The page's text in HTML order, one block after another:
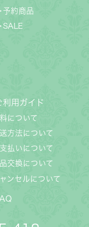
予約商品
SALE
利用ガイド
について
方法について
払いについて
交換について
ンセルについて